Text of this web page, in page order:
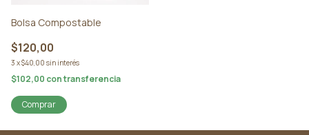
Bolsa Compostable
$120,00
3 x$40,00 sin interés
$102,00 contransferencia
Comprar